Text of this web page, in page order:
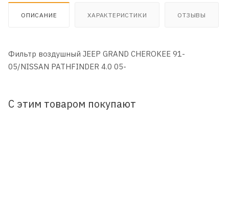
ОПИСАНИЕ ХАРАКТЕРИСТИКИ ОТЗЫВЫ
Фильтр воздушный JEEP GRAND CHEROKEE 91-
05/NISSAN PATHFINDER 4.0 05-
С этим товаром покупают